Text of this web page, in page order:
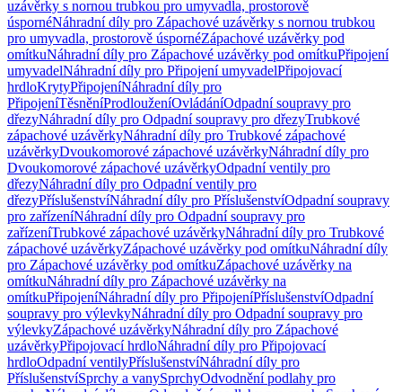
uzávěrky s nornou trubkou pro umyvadla, prostorově
úspornéNáhradní díly pro Zápachové uzávěrky s nornou trubkou
pro umyvadla, prostorově úspornéZápachové uzávěrky pod
omítkuNáhradní díly pro Zápachové uzávěrky pod omítkuPřipojení
umyvadelNáhradní díly pro Připojení umyvadelPřipojovací
hrdloKrytyPřipojeníNáhradní díly pro
PřipojeníTěsněníProdlouženíOvládáníOdpadní soupravy pro
dřezyNáhradní díly pro Odpadní soupravy pro dřezyTrubkové
zápachové uzávěrkyNáhradní díly pro Trubkové zápachové
uzávěrkyDvoukomorové zápachové uzávěrkyNáhradní díly pro
Dvoukomorové zápachové uzávěrkyOdpadní ventily pro
dřezyNáhradní díly pro Odpadní ventily pro
dřezyPříslušenstvíNáhradní díly pro PříslušenstvíOdpadní soupravy
pro zařízeníNáhradní díly pro Odpadní soupravy pro
zařízeníTrubkové zápachové uzávěrkyNáhradní díly pro Trubkové
zápachové uzávěrkyZápachové uzávěrky pod omítkuNáhradní díly
pro Zápachové uzávěrky pod omítkuZápachové uzávěrky na
omítkuNáhradní díly pro Zápachové uzávěrky na
omítkuPřipojeníNáhradní díly pro PřipojeníPříslušenstvíOdpadní
soupravy pro výlevkyNáhradní díly pro Odpadní soupravy pro
výlevkyZápachové uzávěrkyNáhradní díly pro Zápachové
uzávěrkyPřipojovací hrdloNáhradní díly pro Připojovací
hrdloOdpadní ventilyPříslušenstvíNáhradní díly pro
PříslušenstvíSprchy a vanySprchyOdvodnění podlahy pro